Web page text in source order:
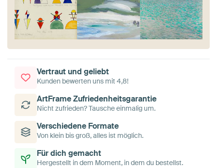
Vertraut und geliebt
Kunden bewerten uns mit 4,8!
ArtFrame Zufriedenheitsgarantie
Nicht zufrieden? Tausche einmalig um.
Verschiedene Formate
Von klein bis groß, alles ist möglich.
Für dich gemacht
Hergestellt in dem Moment, in dem du bestellst.